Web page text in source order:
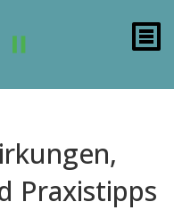
Praxistipps